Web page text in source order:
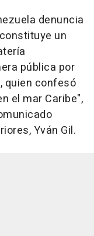
denuncia
un
pública por
quien confesó
el mar Caribe",
Yván Gil.